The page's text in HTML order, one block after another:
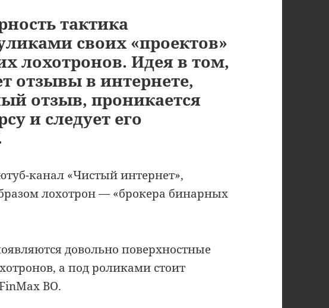
тактика
своих «проектов»
лохотронов. Идея в том,
отзывы в интернете,
отзыв, проникается
и следует его
канал «Чистый интернет»,
лохотрон — «брокера бинарных
довольно поверхностные
а под роликами стоит
BO.